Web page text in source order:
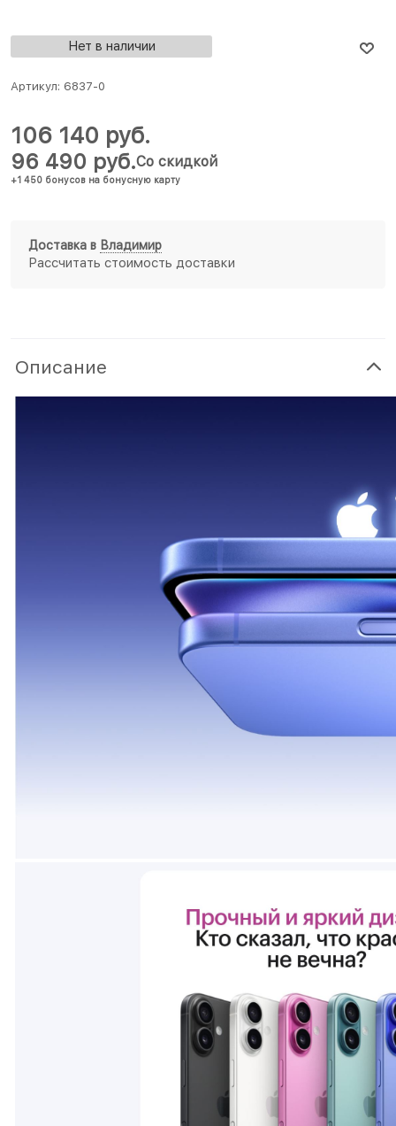
Нет в наличии
Артикул: 6837-0
96 490 руб.
+1 450 бонусов на бонусную карту
Со скидкой
106 140 руб.
Доставка в Владимир
Рассчитать стоимость доставки
Описание